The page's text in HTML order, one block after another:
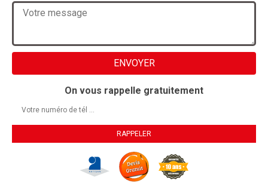
On vous rappelle gratuitement